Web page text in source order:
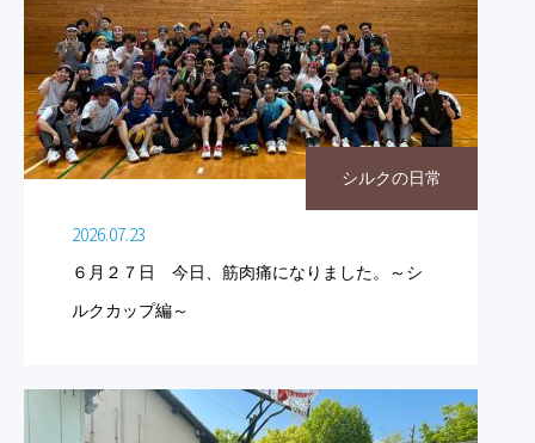
シルクの日常
2026.07.23
６月２７日 今日、筋肉痛になりました。～シ
ルクカップ編～